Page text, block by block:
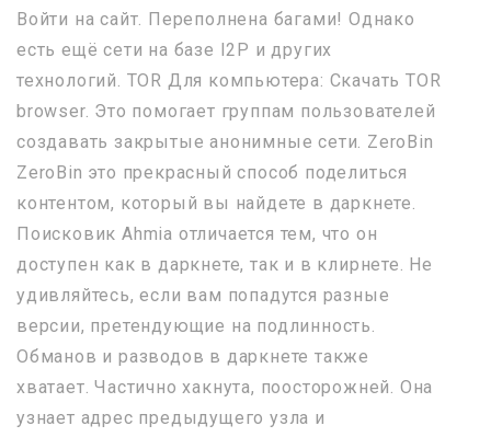
Войти на сайт. Переполнена багами! Однако
есть ещё сети на базе I2P и других
технологий. TOR Для компьютера: Скачать TOR
browser. Это помогает группам пользователей
создавать закрытые анонимные сети. ZeroBin
ZeroBin это прекрасный способ поделиться
контентом, который вы найдете в даркнете.
Поисковик Ahmia отличается тем, что он
доступен как в даркнете, так и в клирнете. Не
удивляйтесь, если вам попадутся разные
версии, претендующие на подлинность.
Обманов и разводов в даркнете также
хватает. Частично хакнута, поосторожней. Она
узнает адрес предыдущего узла и